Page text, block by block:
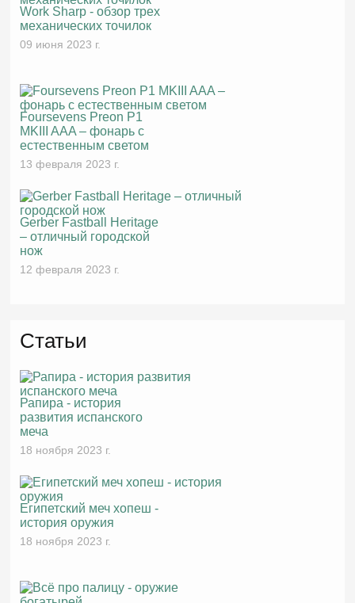
Work Sharp - обзор трех
механических точилок
09 июня 2023 г.
Foursevens Preon P1
MKIII AAA – фонарь с
естественным светом
13 февраля 2023 г.
Gerber Fastball Heritage
– отличный городской
нож
12 февраля 2023 г.
Статьи
Рапира - история
развития испанского
меча
18 ноября 2023 г.
Египетский меч хопеш -
история оружия
18 ноября 2023 г.